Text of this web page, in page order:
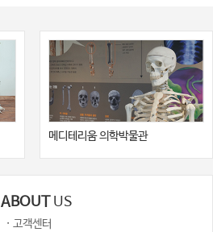
메디테리움 의학박물관
ABOUT US
· 고객센터